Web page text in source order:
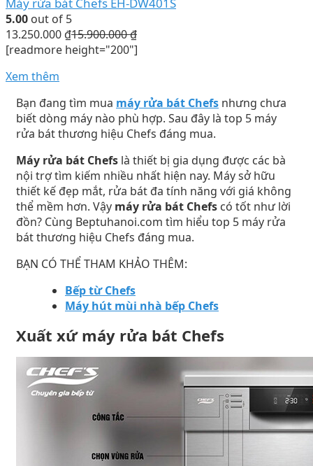
5.00 out of 5
13.250.000 ₫15.900.000₫
[readmore height="200"]
Xem thêm
Bạn đang tìm mua máy rửa bát Chefs nhưng chưa
biết dòng máy nào phù hợp. Sau đây là top 5 máy
rửa bát thương hiệu Chefs đáng mua.
Máy rửa bát Chefs là thiết bị gia dụng được các bà
nội trợ tìm kiếm nhiều nhất hiện nay. Máy sở hữu
thiết kế đẹp mắt, rửa bát đa tính năng với giá không
thể mềm hơn. Vậy máy rửa bát Chefs có tốt như lời
đồn? Cùng Beptuhanoi.com tìm hiểu top 5 máy rửa
bát thương hiệu Chefs đáng mua.
BẠN CÓ THỂ THAM KHẢO THÊM:
Bếp từ Chefs
Máy hút mùi nhà bếp Chefs
Xuất xứ máy rửa bát Chefs